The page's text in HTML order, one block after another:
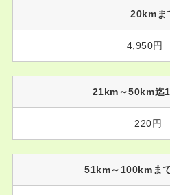
20kmま
4,950
21km～50km迄
220
51km～100kmま